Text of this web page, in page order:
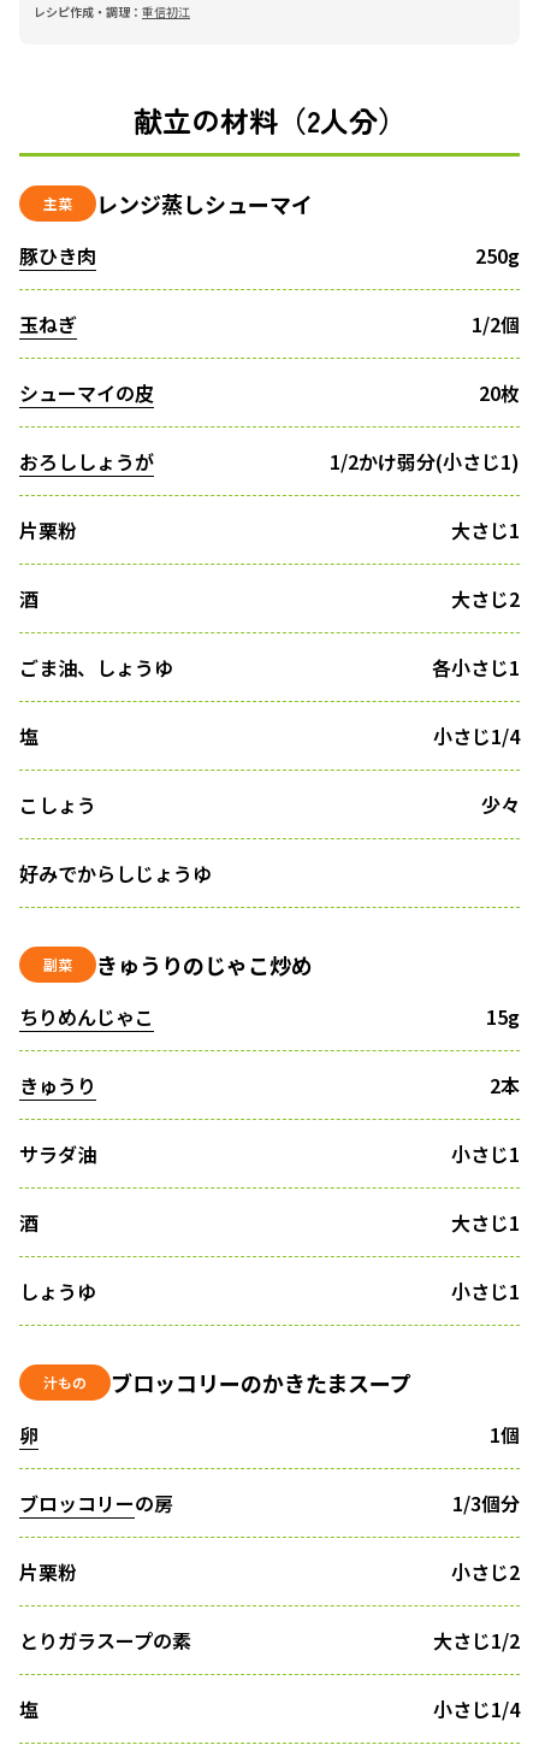
レシピ作成・調理： 重信初江
献立の材料（2人分）
主菜 レンジ蒸しシューマイ
豚ひき肉 250g
玉ねぎ 1/2個
シューマイの皮 20枚
おろししょうが 1/2かけ弱分(小さじ1)
片栗粉 大さじ1
酒 大さじ2
ごま油、しょうゆ 各小さじ1
塩 小さじ1/4
こしょう 少々
好みでからしじょうゆ
副菜 きゅうりのじゃこ炒め
ちりめんじゃこ 15g
きゅうり 2本
サラダ油 小さじ1
酒 大さじ1
しょうゆ 小さじ1
汁もの ブロッコリーのかきたまスープ
卵 1個
ブロッコリーの房 1/3個分
片栗粉 小さじ2
とりガラスープの素 大さじ1/2
塩 小さじ1/4